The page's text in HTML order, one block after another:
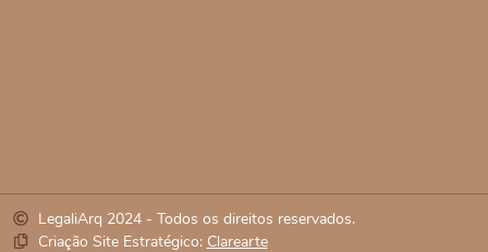
LegaliArq 2024 - Todos os direitos reservados.
Criação Site Estratégico: Clarearte